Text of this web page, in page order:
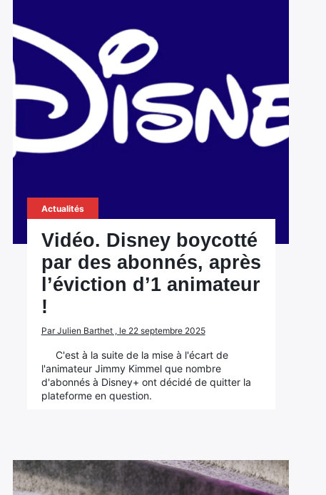
Actualités
Vidéo. Disney boycotté
par des abonnés, après
l’éviction d’1 animateur
!
Par Julien Barthet , le 22 septembre 2025
C'est à la suite de la mise à l'écart de
l'animateur Jimmy Kimmel que nombre
d'abonnés à Disney+ ont décidé de quitter la
plateforme en question.